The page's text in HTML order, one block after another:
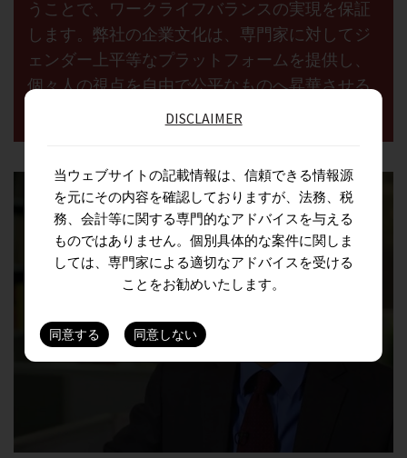
うことで、ワークライフバランスの実現を保証
します。弊社の企業文化は、専門家に対してジ
ェンダー上平等なプラットフォームを提供し、
個々人の視点を自由で公平なものへ昇華させる
ことを可能とします.DISCLAIMER
当ウェブサイトの記載情報は、信頼できる情報源
を元にその内容を確認しておりますが、法務、税
務、会計等に関する専門的なアドバイスを与える
ものではありません。個別具体的な案件に関しま
しては、専門家による適切なアドバイスを受ける
ことをお勧めいたします。